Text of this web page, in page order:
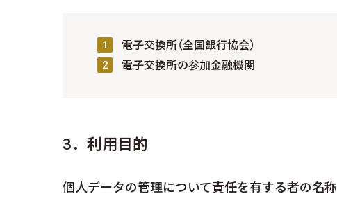
電子交換所（全国銀行協会）
電子交換所の参加金融機関
3．利用目的
個人データの管理について責任を有する者の名称